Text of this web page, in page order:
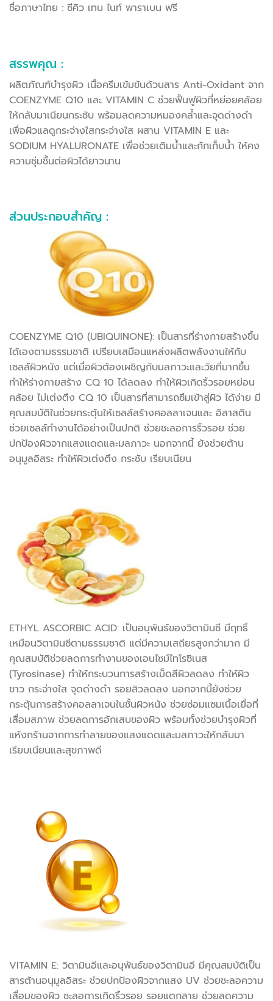
ชื่อภาษาไทย : ซีคิว เทน ไนท์ พาราเบน ฟรี
สรรพคุณ :
ผลิตภัณฑ์บำรุงผิว เนื้อครีมเข้มข้นด้วนสาร Anti-Oxidant จาก
COENZYME Q10 และ VITAMIN C ช่วยฟื้นฟูผิวที่หย่อยคล้อย
ให้กลับมาเนียนกระชับ พร้อมลดความหมองคล้ำและจุดด่างดำ
เพื่อผิวแลดูกระจ่างใสกระจ่างใส ผสาน VITAMIN E และ
SODIUM HYALURONATE เพื่อช่วยเติมน้ำและกักเก็บน้ำ ให้คง
ความชุ่มชื้นต่อผิวได้ยาวนาน
ส่วนประกอบสำคัญ :
COENZYME Q10 (UBIQUINONE): เป็นสารที่ร่างกายสร้างขึ้น
ได้เองตามธรรมชาติ เปรียบเสมือนแหล่งผลิตพลังงานให้กับ
เซลล์ผิวหนัง แต่เมื่อผิวต้องเผชิญกับมลภาวะและวัยที่มากขึ้น
ทำให้ร่างกายสร้าง CQ 10 ได้ลดลง ทำให้ผิวเกิดริ้วรอยหย่อน
คล้อย ไม่เต่งตึง CQ 10 เป็นสารที่สามารถซึมเข้าสู่ผิว ได้ง่าย มี
คุณสมบัติในช่วยกระตุ้นให้เซลล์สร้างคอลลาเจนและ อิลาสติน
ช่วยเซลล์ทำงานได้อย่างเป็นปกติ ช่วยชะลอการริ้วรอย ช่วย
ปกป้องผิวจากแสงแดดและมลภาวะ นอกจากนี้ ยังช่วยต้าน
อนุมูลอิสระ ทำให้ผิวเต่งตึง กระชับ เรียบเนียน
ETHYL ASCORBIC ACID: เป็นอนุพันธ์ของวิตามินซี มีฤทธิ์
เหมือนวิตามินซีตามธรรมชาติ แต่มีความเสถียรสูงกว่ามาก มี
คุณสมบัติช่วยลดการทำงานของเอนไซม์ไทโรซิเนส
(Tyrosinase) ทำให้กระบวนการสร้างเม็ดสีผิวลดลง ทำให้ผิว
ขาว กระจ่างใส จุดด่างดำ รอยสิวลดลง นอกจากนี้ยังช่วย
กระตุ้นการสร้างคอลลาเจนในชั้นผิวหนัง ช่วยซ่อมแซมเนื้อเยื่อที่
เสื่อมสภาพ ช่วยลดการอักเสบของผิว พร้อมทั้งช่วยบำรุงผิวที่
แห้งกร้านจากการทำลายของแสงแดดและมลภาวะให้กลับมา
เรียบเนียนและสุขภาพดี
VITAMIN E: วิตามินอีและอนุพันธ์ของวิตามินอี มีคุณสมบัติเป็น
สารต้านอนุมูลอิสระ ช่วยปกป้องผิวจากแสง UV ช่วยชะลอความ
เสื่อมของผิว ชะลอการเกิดริ้วรอย รอยแตกลาย ช่วยลดความ